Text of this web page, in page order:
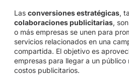
Las conversiones estratégicas,
colaboraciones publicitarias,
o más empresas se unen para
servicios relacionados en una
compartida. El objetivo es
empresas para llegar a un público
costos publicitarios.